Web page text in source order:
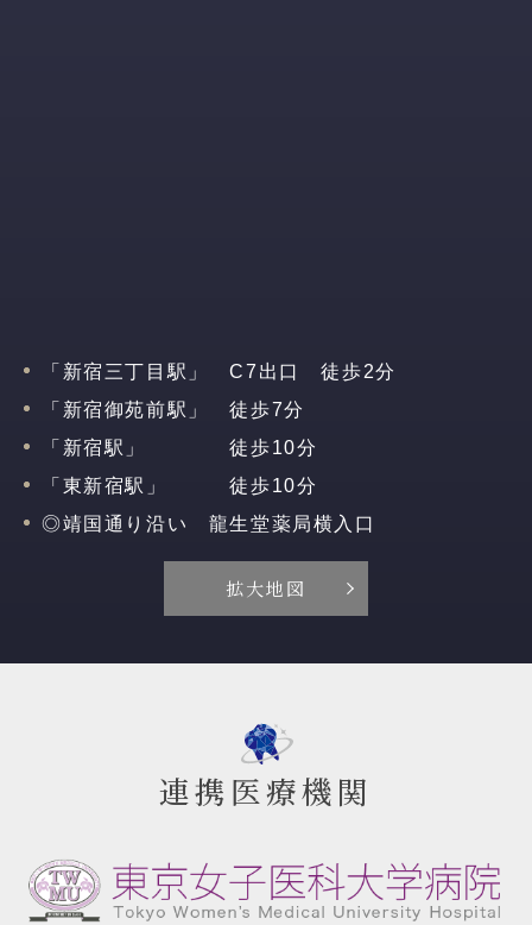
「新宿三丁目駅」 C7出口 徒歩2分
「新宿御苑前駅」 徒歩7分
「新宿駅」 徒歩10分
「東新宿駅」 徒歩10分
◎靖国通り沿い 龍生堂薬局横入口
拡大地図
連携医療機関